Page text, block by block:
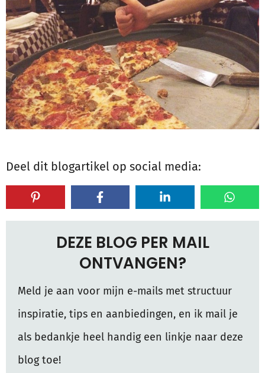
Deel dit blogartikel op social media:
DEZE BLOG PER MAIL
ONTVANGEN?
Meld je aan voor mijn e-mails met structuur
inspiratie, tips en aanbiedingen, en ik mail je
als bedankje heel handig een linkje naar deze
blog toe!